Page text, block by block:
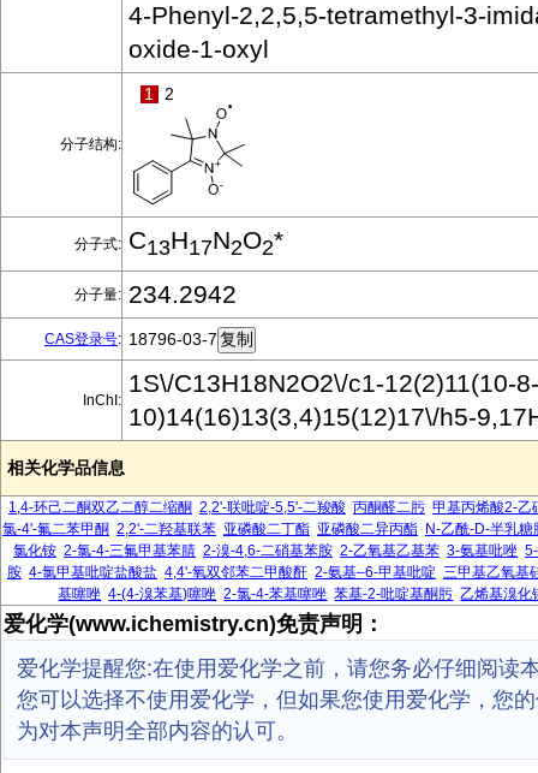
4-Phenyl-2,2,5,5-tetramethyl-3-
oxide-1-oxyl
分子结构:
1 2
分子式: C13H17N2O2*
分子量: 234.2942
CAS登录号: 18796-03-7
InChI:
1S\/C13H18N2O2\/c1-12(2)11(10-
10)14(16)13(3,4)15(12)17\/h5-
相关化学品信息
1,4-环己二酮双乙二醇二缩酮 2,2'-联吡啶-5,5'-二羧酸 丙酮醛二肟 甲基丙烯酸2-乙
氯-4'-氟二苯甲酮 2,2'-二羟基联苯 亚磷酸二丁酯 亚磷酸二异丙酯 N-乙酰-D-半乳糖
氯化铵 2-氯-4-三氟甲基苯腈 2-溴-4,6-二硝基苯胺 2-乙氧基乙基苯 3-氨基吡唑
胺 4-氯甲基吡啶盐酸盐 4,4'-氧双邻苯二甲酸酐 2-氨基–6-甲基吡啶 三甲基乙氧基
基噻唑 4-(4-溴苯基)噻唑 2-氯-4-苯基噻唑 苯基-2-吡啶基酮肟 乙烯基溴化
爱化学(www.ichemistry.cn)免责声明：
爱化学提醒您:在使用爱化学之前，请您务必仔细阅读
您可以选择不使用爱化学，但如果您使用爱化学，您
为对本声明全部内容的认可。